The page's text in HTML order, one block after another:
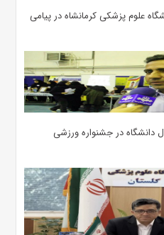
علوم پزشکی کرمانشاه در پیامی
دانشگاه در جشنواره ورزشی